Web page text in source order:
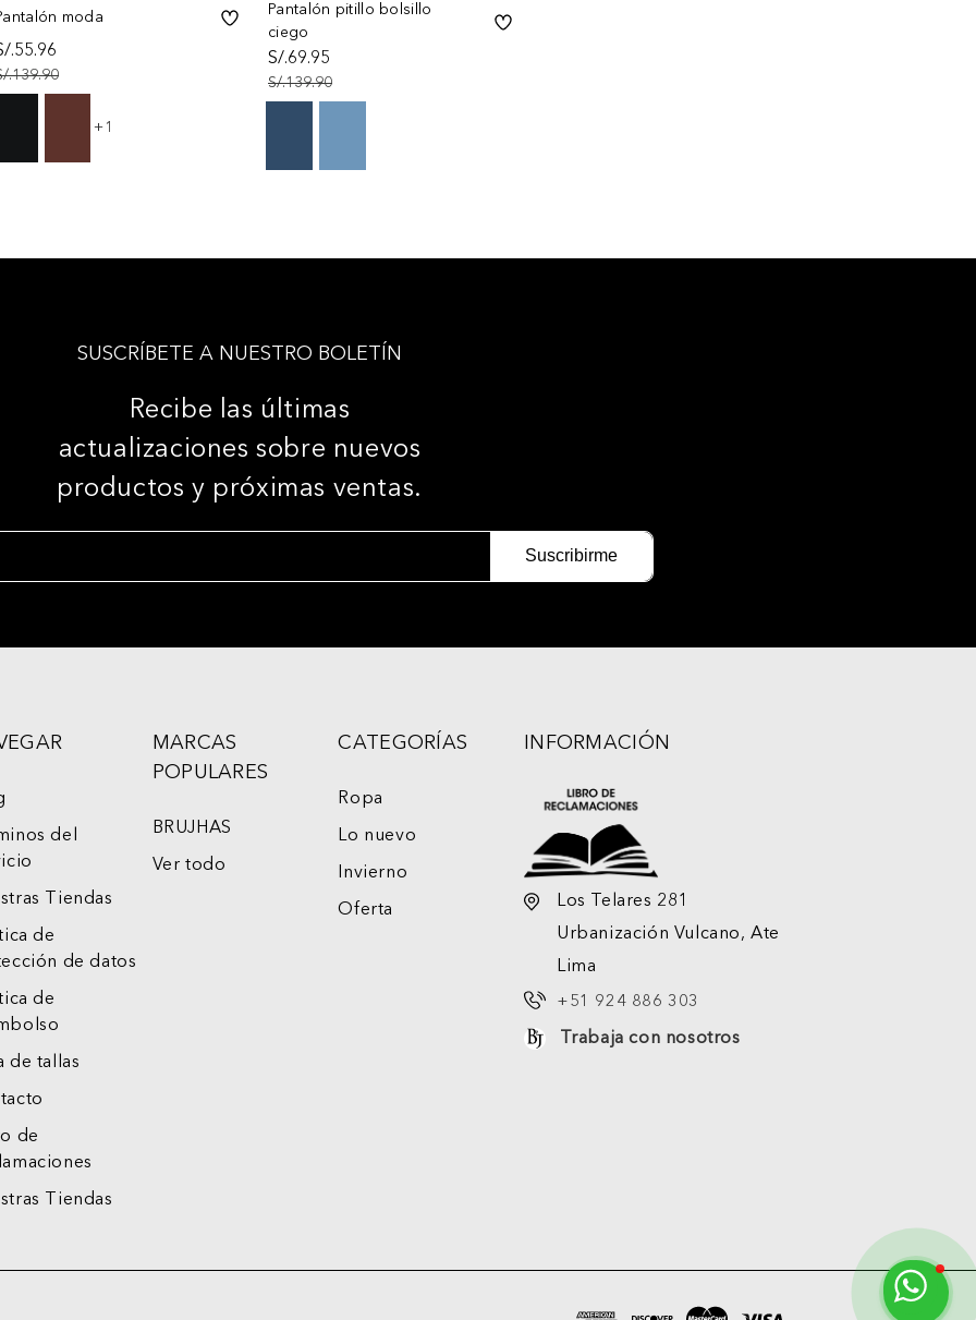
moda
.55.96
.139.90
+1
Pantalón pitillo bolsillo
ciego
S/.69.95
S/.139.90
SUSCRÍBETE A NUESTRO BOLETÍN
Recibe las últimas
actualizaciones sobre nuevos
productos y próximas ventas.
del
Tiendas
de
de datos
de
de tallas
de
Tiendas
MARCAS
POPULARES
BRUJHAS
Ver todo
CATEGORÍAS
Ropa
Lo nuevo
Invierno
Oferta
INFORMACIÓN
Los Telares 281
Urbanización Vulcano, Ate
Lima
+51 924 886 303
Trabaja con nosotros